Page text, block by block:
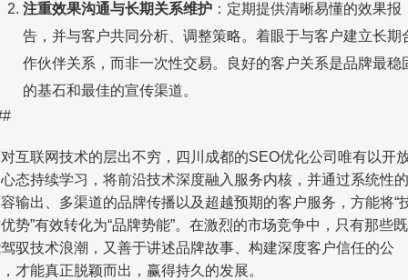
注重效果沟通与长期关系维护 ：定期提供清晰易懂的效果报
告，并与客户共同分析、调整策略。着眼于与客户建立长期
作伙伴关系，而非一次性交易。良好的客户关系是品牌最稳
的基石和最佳的宣传渠道。
互联网技术的层出不穷，四川成都的SEO优化公司唯有以开
态持续学习，将前沿技术深度融入服务内核，并通过系统性的
输出、多渠道的品牌传播以及超越预期的客户服务，方能将“
势”有效转化为“品牌势能”。在激烈的市场竞争中，只有那些既
驭技术浪潮，又善于讲述品牌故事、构建深度客户信任的公
才能真正脱颖而出，赢得持久的发展。